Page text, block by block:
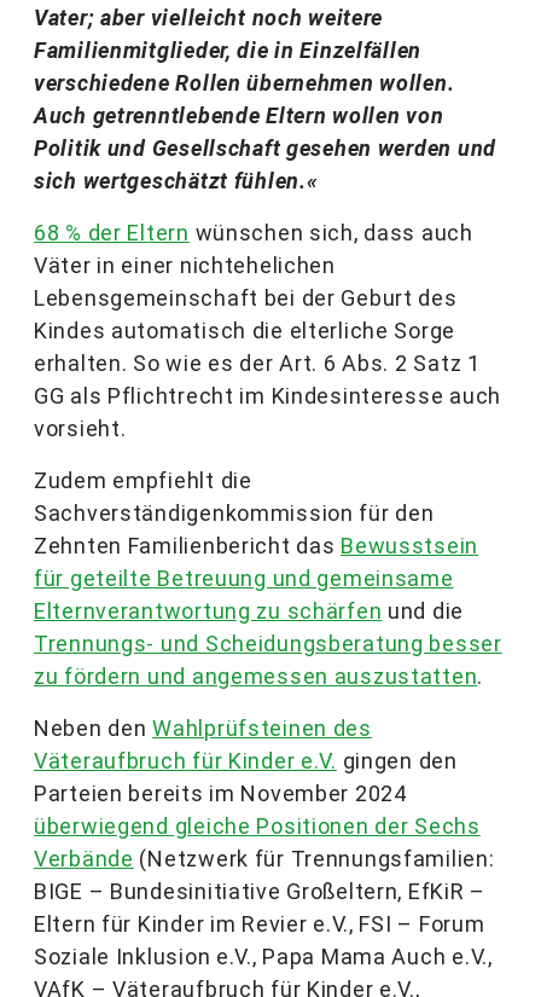
Vater; aber vielleicht noch weitere
Familienmitglieder, die in Einzelfällen
verschiedene Rollen übernehmen wollen.
Auch getrenntlebende Eltern wollen von
Politik und Gesellschaft gesehen werden und
sich wertgeschätzt fühlen.«
68 % der Eltern wünschen sich, dass auch
Väter in einer nichtehelichen
Lebensgemeinschaft bei der Geburt des
Kindes automatisch die elterliche Sorge
erhalten. So wie es der Art. 6 Abs. 2 Satz 1
GG als Pflichtrecht im Kindesinteresse auch
vorsieht.
Zudem empfiehlt die
Sachverständigenkommission für den
Zehnten Familienbericht das Bewusstsein
für geteilte Betreuung und gemeinsame
Elternverantwortung zu schärfen und die
Trennungs- und Scheidungsberatung besser
zu fördern und angemessen auszustatten.
Neben denWahlprüfsteinen des
Väteraufbruch für Kinder e.V. gingen den
Parteien bereits im November 2024
überwiegend gleiche Positionen der Sechs
Verbände (Netzwerk für Trennungsfamilien:
BIGE – Bundesinitiative Großeltern, EfKiR –
Eltern für Kinder im Revier e.V., FSI – Forum
Soziale Inklusion e.V., Papa Mama Auch e.V.,
VAfK – Väteraufbruch für Kinder e.V.,